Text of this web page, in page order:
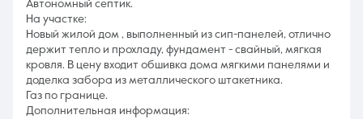
Автономный септик.
На участке:
Новый жилой дом , выполненный из сип-панелей, отлично
держит тепло и прохладу, фундамент - свайный, мягкая
кровля. В цену входит обшивка дома мягкими панелями и
доделка забора из металлического штакетника.
Газ по границе.
Дополнительная информация: